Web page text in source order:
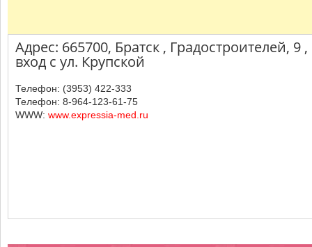
Адрес: 665700, Братск , Градостроителей, 9 ,
вход с ул. Крупской
Телефон: (3953) 422-333
Телефон: 8-964-123-61-75
WWW: www.expressia-med.ru